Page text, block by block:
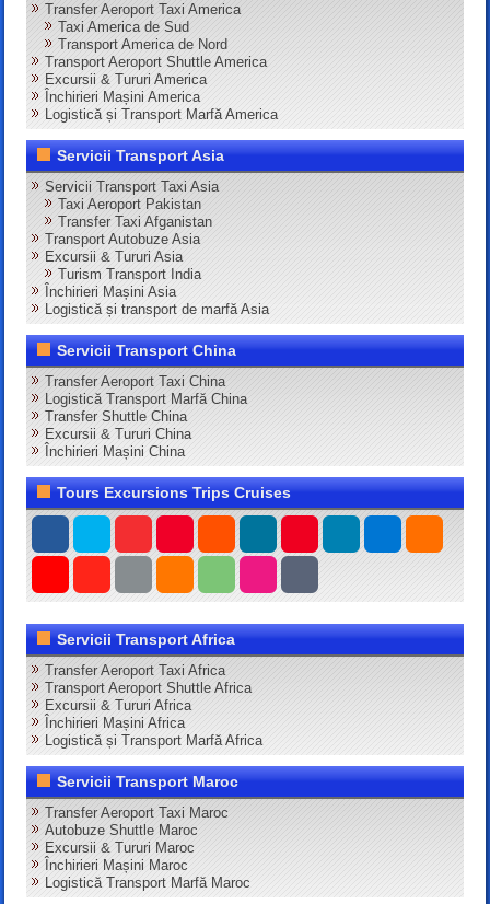
Transfer Aeroport Taxi America
Taxi America de Sud
Transport America de Nord
Transport Aeroport Shuttle America
Excursii & Tururi America
Închirieri Mașini America
Logistică și Transport Marfă America
Servicii Transport Asia
Servicii Transport Taxi Asia
Taxi Aeroport Pakistan
Transfer Taxi Afganistan
Transport Autobuze Asia
Excursii & Tururi Asia
Turism Transport India
Închirieri Mașini Asia
Logistică și transport de marfă Asia
Servicii Transport China
Transfer Aeroport Taxi China
Logistică Transport Marfă China
Transfer Shuttle China
Excursii & Tururi China
Închirieri Mașini China
Tours Excursions Trips Cruises
Servicii Transport Africa
Transfer Aeroport Taxi Africa
Transport Aeroport Shuttle Africa
Excursii & Tururi Africa
Închirieri Mașini Africa
Logistică și Transport Marfă Africa
Servicii Transport Maroc
Transfer Aeroport Taxi Maroc
Autobuze Shuttle Maroc
Excursii & Tururi Maroc
Închirieri Mașini Maroc
Logistică Transport Marfă Maroc